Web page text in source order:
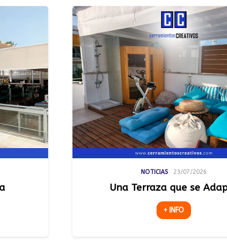
23/07/2026
Una Terraza que se Adapta